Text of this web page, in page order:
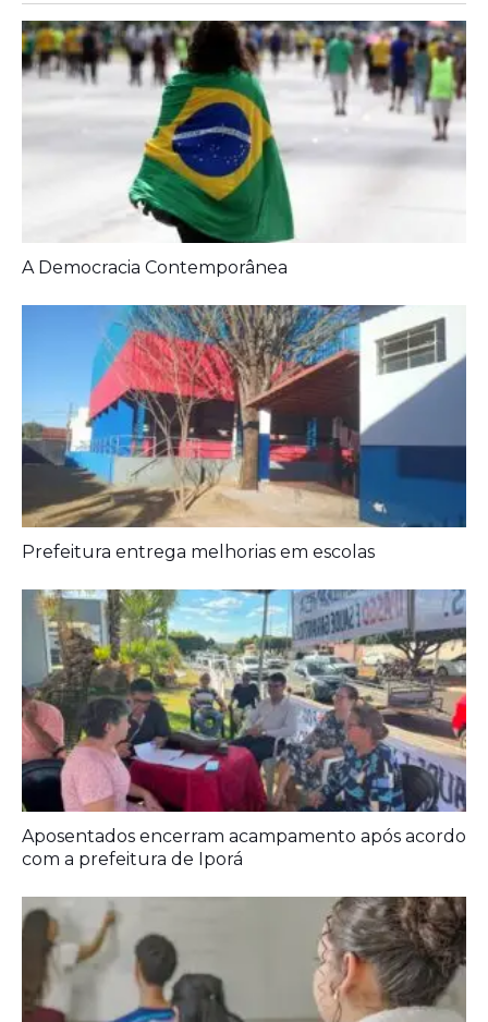
Prefeitura entrega melhorias em escolas
Aposentados encerram acampamento após acordo
com a prefeitura de Iporá
Ideb mostra avanço da educação básica no país